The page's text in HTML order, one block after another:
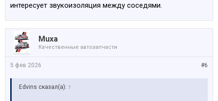
интересует звукоизоляция между соседями.
Muxa
Качественные автозапчасти
#6
5 фев 2026
Edvins сказал(а): ↑